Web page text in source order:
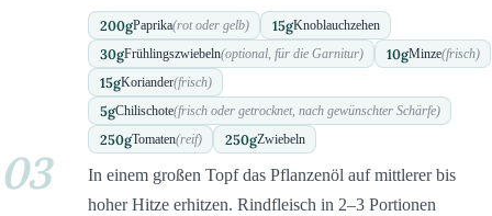
200gPaprika(rot oder gelb) 15gKnoblauchzehen
30gFrühlingszwiebeln(optional, für die Garnitur) 10gMinze(frisch)
15gKoriander(frisch)
5gChilischote(frisch oder getrocknet, nach gewünschter Schärfe)
250gTomaten(reif) 250gZwiebeln
03
In einem großen Topf das Pflanzenöl auf mittlerer bis
hoher Hitze erhitzen. Rindfleisch in 2–3 Portionen